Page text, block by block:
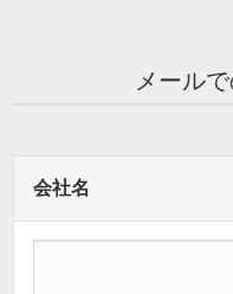
メール
会社名